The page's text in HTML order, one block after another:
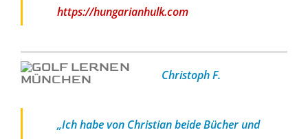
https://hungarianhulk.com
Christoph F.
„Ich habe von Christian beide Bücher und